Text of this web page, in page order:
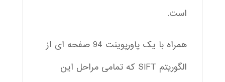
است.
همراه با یک پاورپوینت 94 صفحه ای از
الگوریتم SIFT که تمامی مراحل این